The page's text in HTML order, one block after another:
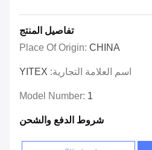
تفاصيل المنتج
Place Of Origin: CHINA
اسم العلامة التجارية: YITEX
Model Number: 1
شروط الدفع والشحن